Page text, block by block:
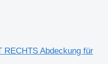
RECHTS Abdeckung für